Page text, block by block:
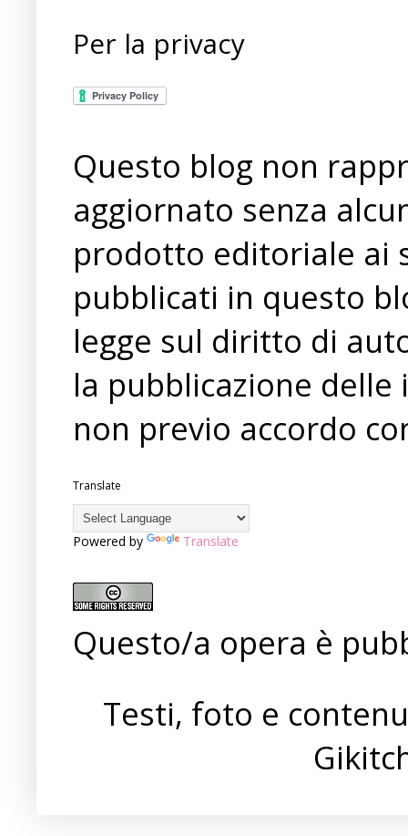
Per la privacy
Questo blog non
aggiornato senza
prodotto editoriale ai
pubblicati in questo
legge sul diritto di
la pubblicazione
non previo accordo
Translate
Powered by Translate
Questo/a opera è
Testi, foto e